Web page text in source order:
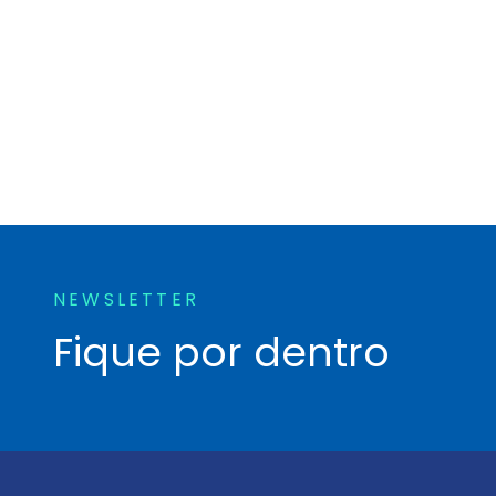
NEWSLETTER
Fique por dentro